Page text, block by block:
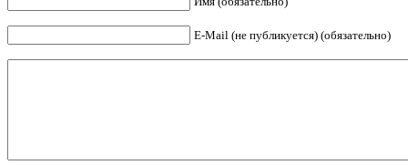
E-Mail (не публикуется) (обязательно)